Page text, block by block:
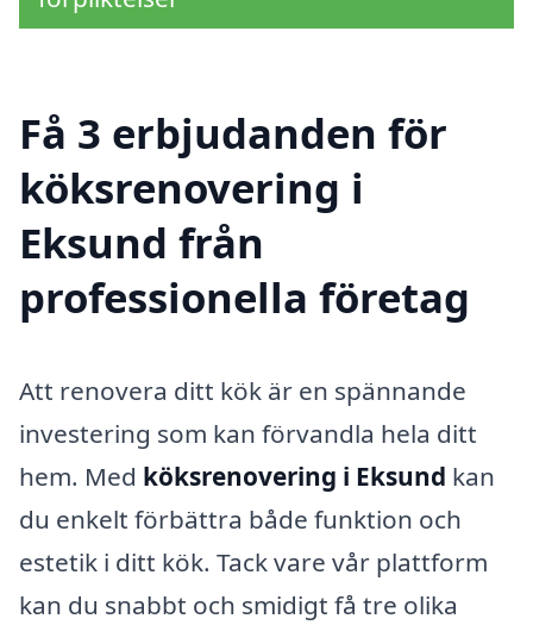
Få 3 erbjudanden för
köksrenovering i
Eksund från
professionella företag
Att renovera ditt kök är en spännande
investering som kan förvandla hela ditt
hem. Med köksrenovering i Eksund kan
du enkelt förbättra både funktion och
estetik i ditt kök. Tack vare vår plattform
kan du snabbt och smidigt få tre olika